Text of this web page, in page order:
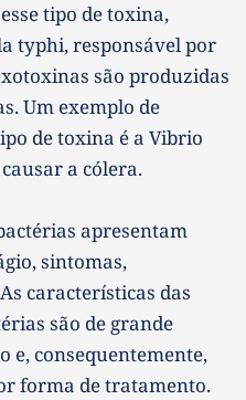
tipo de toxina,
typhi, responsável por
são produzidas
Um exemplo de
de toxina é a Vibrio
a cólera.
apresentam
sintomas,
características das
são de grande
e, consequentemente,
forma de tratamento.